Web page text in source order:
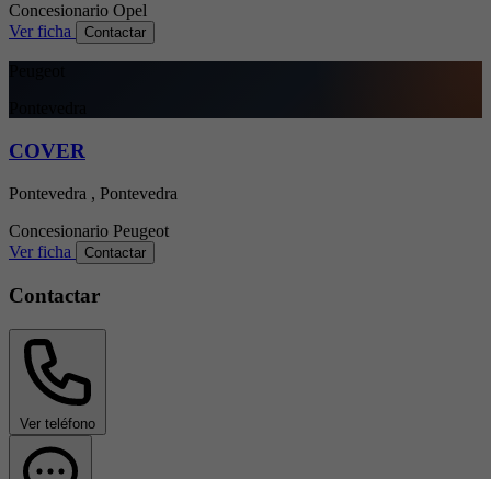
Concesionario Opel
Ver ficha
Contactar
COVER
Pontevedra , Pontevedra
Concesionario Peugeot
Ver ficha
Contactar
Contactar
Ver teléfono